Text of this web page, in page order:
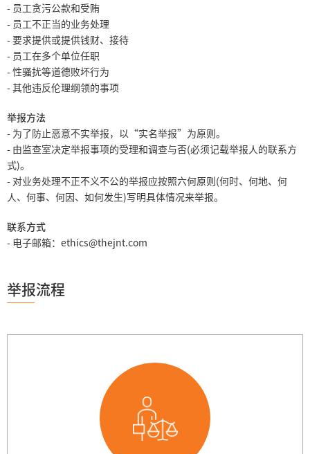
- 员工贪污公款和受贿
- 员工不正当的业务处理
- 要求提供或提供钱财、接待
- 员工在多个单位任职
- 性骚扰等道德败坏行为
- 其他违反伦理纲领的事项
举报方法
- 为了防止恶意不实举报，以“实名举报”为原则。
- 由监查室决定举报事项的受理和调查与否(必须记载举报人的联系方
式)。
- 对业务处理不正不义不公的举报应按照六何原则(何时、何地、何
人、何事、何因、如何发生)写明具体情况来举报。
联系方式
- 电子邮箱：ethics@thejnt.com
举报流程